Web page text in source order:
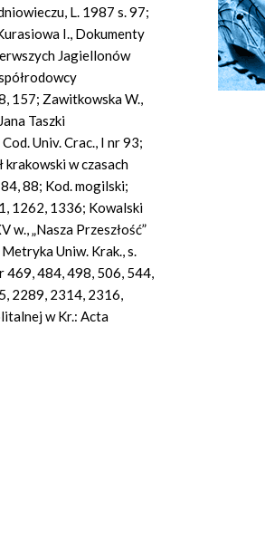
L. 1987 s. 97;
I., Dokumenty
Jagiellonów
157; Zawitkowska W.,
Taszki
Univ. Crac., I nr 93;
krakowski w czasach
88; Kod. mogilski;
1262, 1336; Kowalski
„Nasza Przeszłość”
Uniw. Krak., s.
469, 484, 498, 506, 544,
2289, 2314, 2316,
w Kr.: Acta